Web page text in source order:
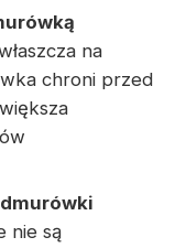
na
chroni przed
nie są